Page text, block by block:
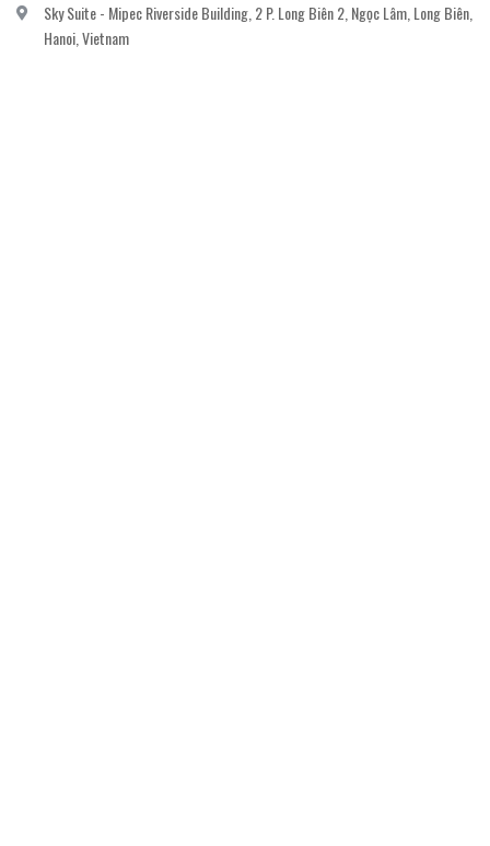
Sky Suite - Mipec Riverside Building, 2 P. Long Biên 2, Ngọc Lâm, Long Biên,
Hanoi, Vietnam